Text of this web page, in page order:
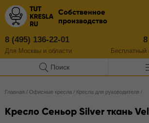
Собственное
производство
8 (495) 136-22-01
Для Москвы и области Бесплатный
Поиск
Главная / Офисные кресла / Кресла для руководителя /
Кресло Сеньор Silver ткань